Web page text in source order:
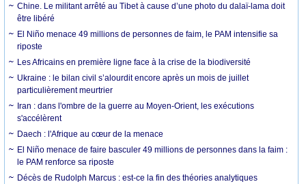
Chine. Le militant arrêté au Tibet à cause d’une photo du dalaï-lama doit
être libéré
El Niño menace 49 millions de personnes de faim, le PAM intensifie sa
riposte
Les Africains en première ligne face à la crise de la biodiversité
Ukraine : le bilan civil s’alourdit encore après un mois de juillet
particulièrement meurtrier
Iran : dans l'ombre de la guerre au Moyen-Orient, les exécutions
s'accélèrent
Daech : l'Afrique au cœur de la menace
El Niño menace de faire basculer 49 millions de personnes dans la faim :
le PAM renforce sa riposte
Décès de Rudolph Marcus : est-ce la fin des théories analytiques